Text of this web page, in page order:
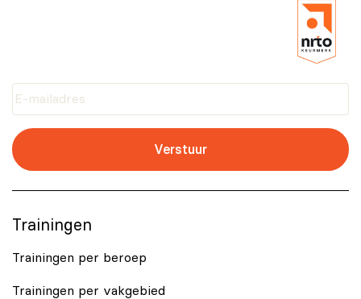
aantonen dat jij een expert bent op het gebied van
Verstuur
Trainingen
Trainingen per beroep
Trainingen per vakgebied